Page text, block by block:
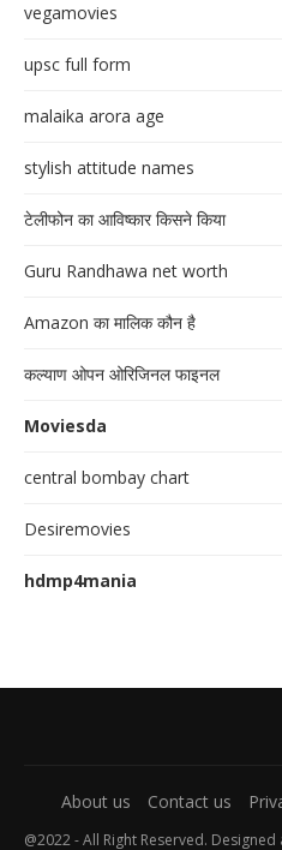
vegamovies
upsc full form
malaika arora age
stylish attitude names
टेलीफोन का आविष्कार किसने किया
Guru Randhawa net worth
Amazon का मालिक कौन है
कल्याण ओपन ओरिजिनल फाइनल
Moviesda
central bombay chart
Desiremovies
hdmp4mania
About us Contact us
@2022 - All Right Reserved.